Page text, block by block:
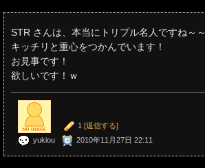
STR さんは、本当にトリプル名人ですね～～
キッチリと重心をつかんでいます！
お見事です！
欲しいです！ｗ
1 [返信する]
yukiou
2010年11月27日 22:11